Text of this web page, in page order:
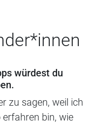
würdest du
zu sagen, weil ich
bin, wie